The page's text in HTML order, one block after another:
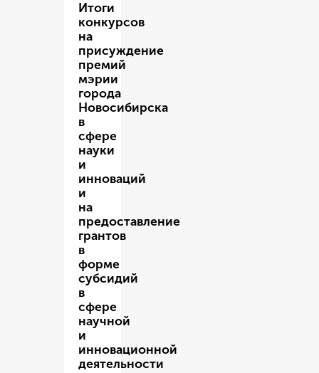
Итоги
конкурсов
на
присуждение
премий
мэрии
города
Новосибирска
в
сфере
науки
и
инноваций
и
на
предоставление
грантов
в
форме
субсидий
в
сфере
научной
и
инновационной
деятельности